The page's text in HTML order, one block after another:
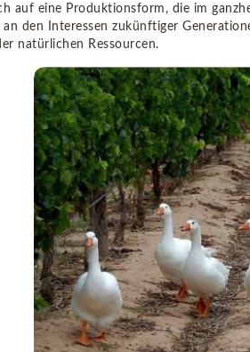
auf eine Produktionsform, die im
den Interessen zukünftiger
natürlichen Ressourcen.